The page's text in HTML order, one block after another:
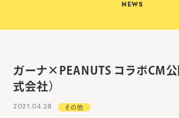
NEWS
ガーナ×PEANUTS コラボCM公
式会社）
2021.04.28 その他